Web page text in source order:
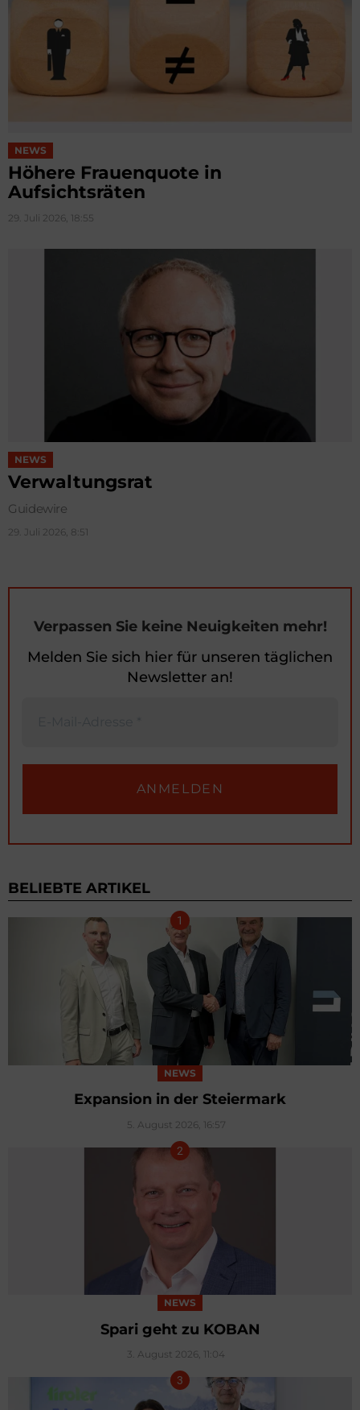
NEWS
Höhere Frauenquote in
Aufsichtsräten
29. Juli 2026, 18:55
NEWS
Verwaltungsrat
Guidewire
29. Juli 2026, 8:51
Verpassen Sie keine Neuigkeiten mehr!
Melden Sie sich hier für unseren täglichen
Newsletter an!
BELIEBTE ARTIKEL
NEWS
Expansion in der Steiermark
5. August 2026, 16:57
NEWS
Spari geht zu KOBAN
3. August 2026, 11:04